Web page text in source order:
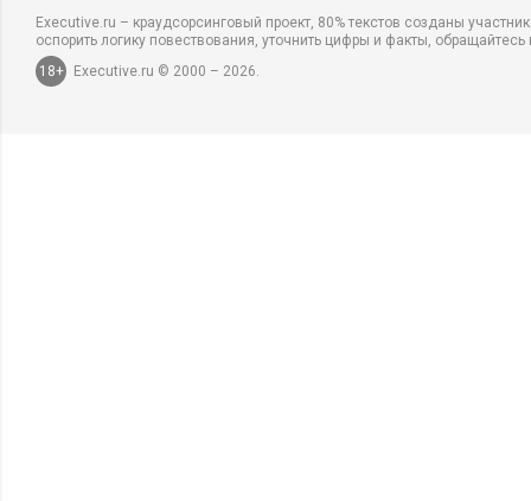
Executive.ru – краудсорсинговый проект, 80% текстов созданы
оспорить логику повествования, уточнить цифры и факты,
18+
Executive.ru © 2000 – 2026.